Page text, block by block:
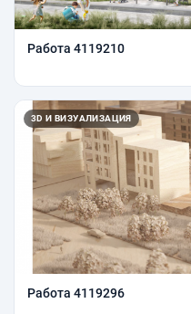
Работа 4119210
3D И ВИЗУАЛИЗАЦИЯ
Работа 4119296